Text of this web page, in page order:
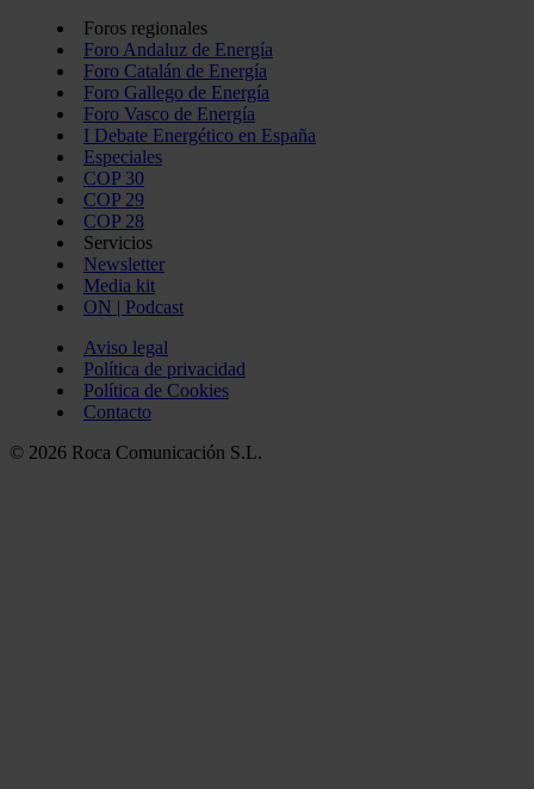
Foros regionales
Foro Andaluz de Energía
Foro Catalán de Energía
Foro Gallego de Energía
Foro Vasco de Energía
I Debate Energético en España
Especiales
COP 30
COP 29
COP 28
Servicios
Newsletter
Media kit
ON | Podcast
Aviso legal
Política de privacidad
Política de Cookies
Contacto
© 2026 Roca Comunicación S.L.